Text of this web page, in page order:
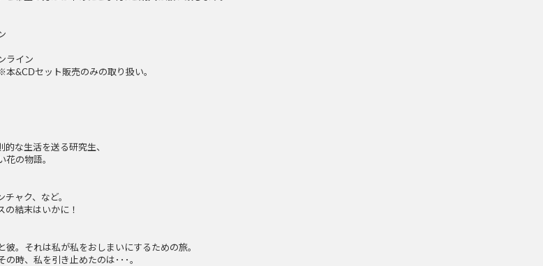
ライン
本&CDセット販売のみの取り扱い。
的な生活を送る研究生、
花の物語。
ャク、など。
の結末はいかに！
彼。それは私が私をおしまいにするための旅。
時、私を引き止めたのは･･･。